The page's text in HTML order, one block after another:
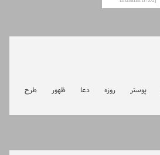
پوستر روزه دعا ظهور طرح